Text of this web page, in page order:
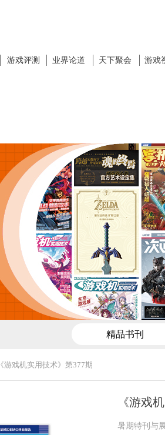
业界论道
游戏评测 天下聚会 游戏
《游戏机实用技术》第377期
《游戏
暑期特刊与
精品书刊